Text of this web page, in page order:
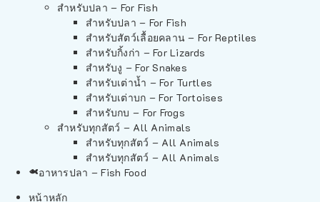
สำหรับปลา – For Fish
สำหรับปลา – For Fish
สำหรับสัตว์เลื้อยคลาน – For Reptiles
สำหรับกิ้งก่า – For Lizards
สำหรับงู – For Snakes
สำหรับเต่าน้ำ – For Turtles
สำหรับเต่าบก – For Tortoises
สำหรับกบ – For Frogs
สำหรับทุกสัตว์ – All Animals
สำหรับทุกสัตว์ – All Animals
สำหรับทุกสัตว์ – All Animals
อาหารปลา – Fish Food
หน้าหลัก